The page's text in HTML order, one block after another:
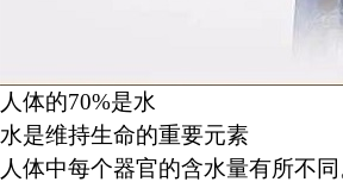
人体的70%是水
水是维持生命的重要元素
人体中每个器官的含水量有所不